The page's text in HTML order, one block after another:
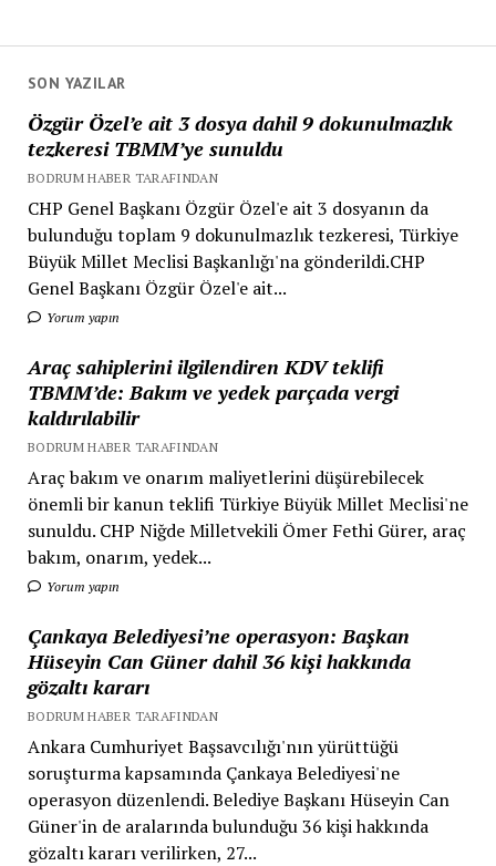
SON YAZILAR
Özgür Özel’e ait 3 dosya dahil 9 dokunulmazlık
tezkeresi TBMM’ye sunuldu
BODRUM HABER TARAFINDAN
CHP Genel Başkanı Özgür Özel'e ait 3 dosyanın da
bulunduğu toplam 9 dokunulmazlık tezkeresi, Türkiye
Büyük Millet Meclisi Başkanlığı'na gönderildi.CHP
Genel Başkanı Özgür Özel'e ait...
Yorum yapın
Araç sahiplerini ilgilendiren KDV teklifi
TBMM’de: Bakım ve yedek parçada vergi
kaldırılabilir
BODRUM HABER TARAFINDAN
Araç bakım ve onarım maliyetlerini düşürebilecek
önemli bir kanun teklifi Türkiye Büyük Millet Meclisi'ne
sunuldu. CHP Niğde Milletvekili Ömer Fethi Gürer, araç
bakım, onarım, yedek...
Yorum yapın
Çankaya Belediyesi’ne operasyon: Başkan
Hüseyin Can Güner dahil 36 kişi hakkında
gözaltı kararı
BODRUM HABER TARAFINDAN
Ankara Cumhuriyet Başsavcılığı'nın yürüttüğü
soruşturma kapsamında Çankaya Belediyesi'ne
operasyon düzenlendi. Belediye Başkanı Hüseyin Can
Güner'in de aralarında bulunduğu 36 kişi hakkında
gözaltı kararı verilirken, 27...